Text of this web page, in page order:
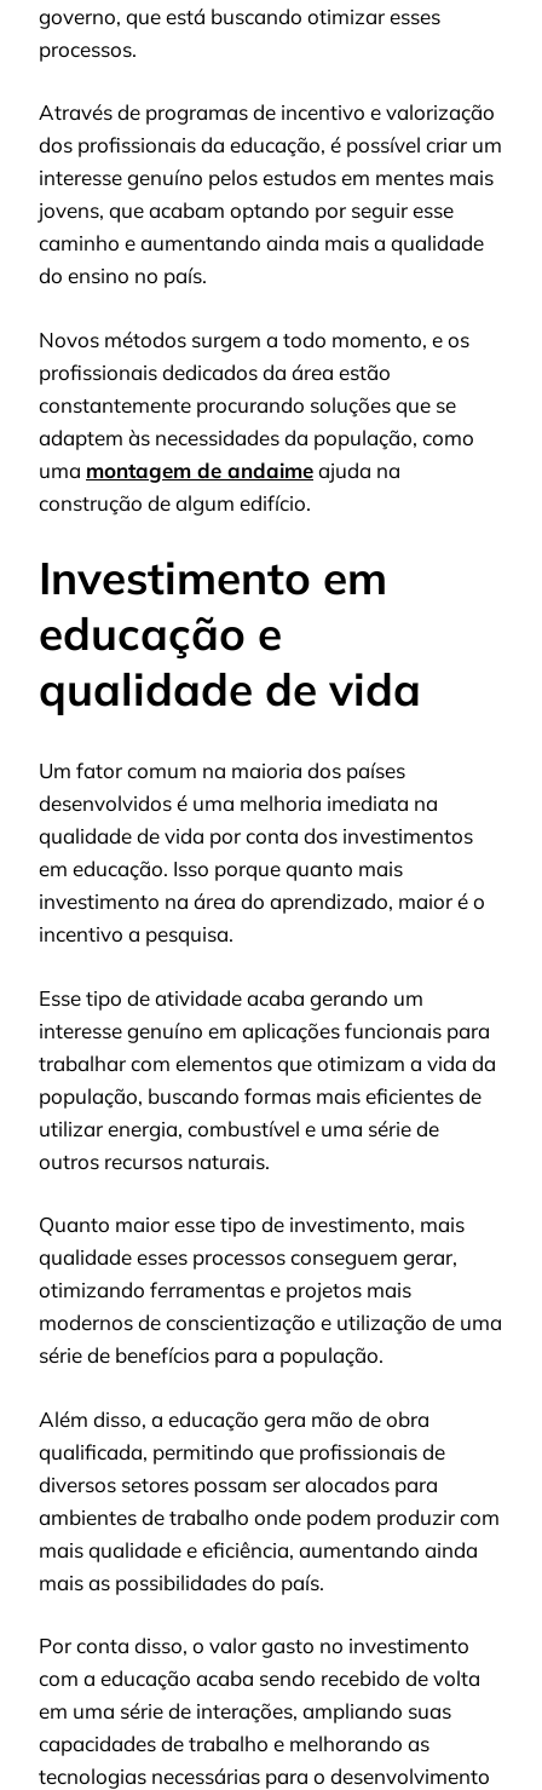
governo, que está buscando otimizar esses
processos.
Através de programas de incentivo e valorização
dos profissionais da educação, é possível criar um
interesse genuíno pelos estudos em mentes mais
jovens, que acabam optando por seguir esse
caminho e aumentando ainda mais a qualidade
do ensino no país.
Novos métodos surgem a todo momento, e os
profissionais dedicados da área estão
constantemente procurando soluções que se
adaptem às necessidades da população, como
uma montagem de andaimeajuda na
construção de algum edifício.
Investimento em
educação e
qualidade de vida
Um fator comum na maioria dos países
desenvolvidos é uma melhoria imediata na
qualidade de vida por conta dos investimentos
em educação. Isso porque quanto mais
investimento na área do aprendizado, maior é o
incentivo a pesquisa.
Esse tipo de atividade acaba gerando um
interesse genuíno em aplicações funcionais para
trabalhar com elementos que otimizam a vida da
população, buscando formas mais eficientes de
utilizar energia, combustível e uma série de
outros recursos naturais.
Quanto maior esse tipo de investimento, mais
qualidade esses processos conseguem gerar,
otimizando ferramentas e projetos mais
modernos de conscientização e utilização de uma
série de benefícios para a população.
Além disso, a educação gera mão de obra
qualificada, permitindo que profissionais de
diversos setores possam ser alocados para
ambientes de trabalho onde podem produzir com
mais qualidade e eficiência, aumentando ainda
mais as possibilidades do país.
Por conta disso, o valor gasto no investimento
com a educação acaba sendo recebido de volta
em uma série de interações, ampliando suas
capacidades de trabalho e melhorando as
tecnologias necessárias para o desenvolvimento